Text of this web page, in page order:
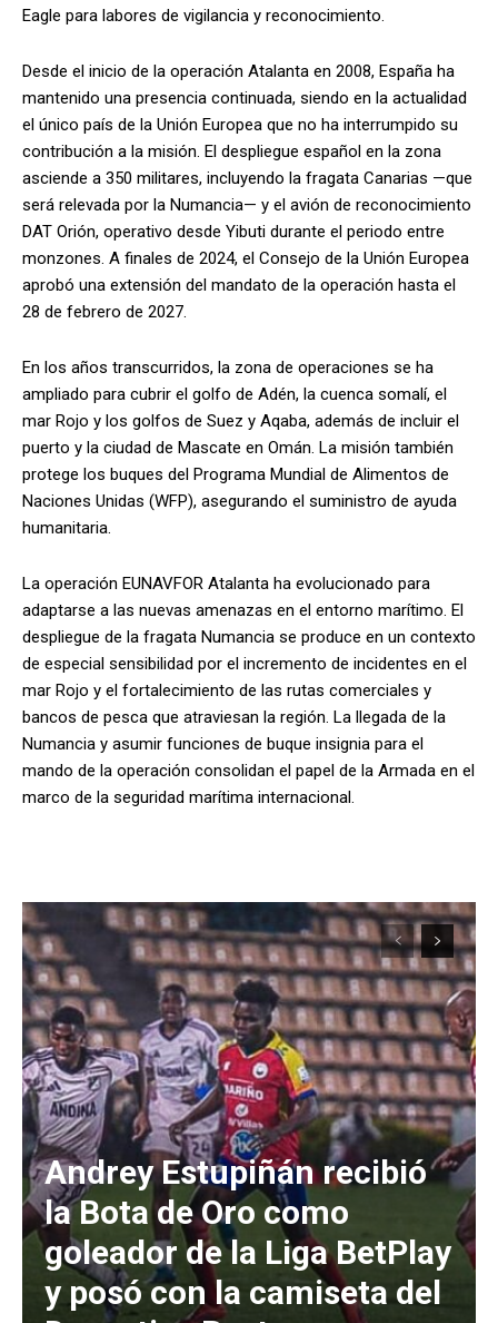
Eagle para labores de vigilancia y reconocimiento.
Desde el inicio de la operación Atalanta en 2008, España ha
mantenido una presencia continuada, siendo en la actualidad
el único país de la Unión Europea que no ha interrumpido su
contribución a la misión. El despliegue español en la zona
asciende a 350 militares, incluyendo la fragata Canarias —que
será relevada por la Numancia— y el avión de reconocimiento
DAT Orión, operativo desde Yibuti durante el periodo entre
monzones. A finales de 2024, el Consejo de la Unión Europea
aprobó una extensión del mandato de la operación hasta el
28 de febrero de 2027.
En los años transcurridos, la zona de operaciones se ha
ampliado para cubrir el golfo de Adén, la cuenca somalí, el
mar Rojo y los golfos de Suez y Aqaba, además de incluir el
puerto y la ciudad de Mascate en Omán. La misión también
protege los buques del Programa Mundial de Alimentos de
Naciones Unidas (WFP), asegurando el suministro de ayuda
humanitaria.
La operación EUNAVFOR Atalanta ha evolucionado para
adaptarse a las nuevas amenazas en el entorno marítimo. El
despliegue de la fragata Numancia se produce en un contexto
de especial sensibilidad por el incremento de incidentes en el
mar Rojo y el fortalecimiento de las rutas comerciales y
bancos de pesca que atraviesan la región. La llegada de la
Numancia y asumir funciones de buque insignia para el
mando de la operación consolidan el papel de la Armada en el
marco de la seguridad marítima internacional.
Andrey Estupiñán recibió
la Bota de Oro como
goleador de la Liga BetPlay
y posó con la camiseta del